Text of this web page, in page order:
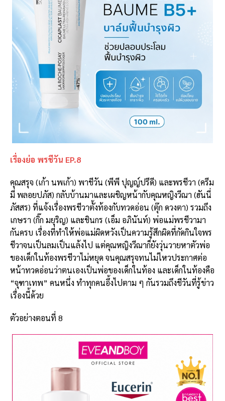
เรื่องย่อ พรชีวัน EP.8
คุณสรุจ (เก้า นพเก้า) พาชีวัน (พีพี ปุญญ์ปรีดี) และพรชีวา (ครีม
มี่ พลอยปภัส) กลับบ้านมาและเผชิญหน้ากับคุณหญิงวีณา (ฮันนี่
ภัสสร) ที่แจ้งเรื่องพรชีวาตั้งท้องกับทวดอ่อน (ตุ๊ก ดวงตา) รวมถึง
เกษรา (กิ๊ก มยุริญ) และชินกร (เอ็ม อภินันท์) พ่อแม่พรชีวามา
กันครบ เรื่องที่ทำให้พ่อแม่ผิดหวังเป็นความรู้สึกผิดที่กัดกินใจพร
ชีวาจนเป็นลมเป็นแล้งไป แต่คุณหญิงวีณาก็ยังวุ่นวายหาตัวพ่อ
ของเด็กในท้องพรชีวาไม่หยุด จนคุณสรุจทนไม่ไหวประกาศต่อ
หน้าทวดอ่อนว่าตนเองเป็นพ่อของเด็กในท้อง และเด็กในท้องคือ
“จุฑาเทพ” คนหนึ่ง ทำทุกคนอึ้งไปตาม ๆ กันรวมถึงชีวันที่รู้ข่าว
เรื่องนี้ด้วย
ตัวอย่างตอนที่ 8